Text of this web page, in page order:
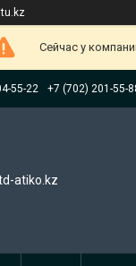
Сейчас у
55-22 +7 (702) 201-55-
atiko.kz